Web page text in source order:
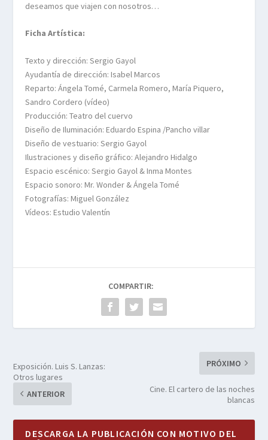
deseamos que viajen con nosotros…
Ficha Artística:
Texto y dirección: Sergio Gayol
Ayudantía de dirección: Isabel Marcos
Reparto: Ángela Tomé, Carmela Romero, María Piquero,
Sandro Cordero (vídeo)
Producción: Teatro del cuervo
Diseño de Iluminación: Eduardo Espina /Pancho villar
Diseño de vestuario: Sergio Gayol
Ilustraciones y diseño gráfico: Alejandro Hidalgo
Espacio escénico: Sergio Gayol & Inma Montes
Espacio sonoro: Mr. Wonder & Ángela Tomé
Fotografías: Miguel González
Vídeos: Estudio Valentín
COMPARTIR:
Exposición. Luis S. Lanzas:
Otros lugares
ANTERIOR
PRÓXIMO
Cine. El cartero de las noches
blancas
DESCARGA LA PUBLICACIÓN CON MOTIVO DEL